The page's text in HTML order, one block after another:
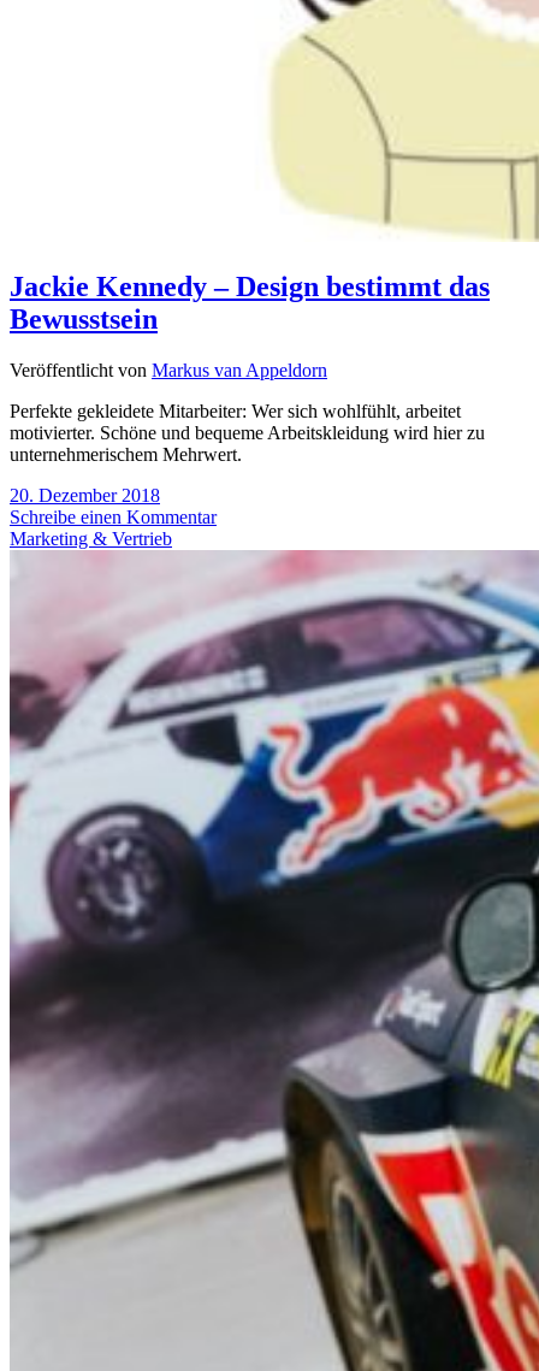
Jackie Kennedy – Design bestimmt das
Bewusstsein
Veröffentlicht von Markus van Appeldorn
Perfekte gekleidete Mitarbeiter: Wer sich wohlfühlt, arbeitet
motivierter. Schöne und bequeme Arbeitskleidung wird hier zu
unternehmerischem Mehrwert.
20. Dezember 2018
Schreibe einen Kommentar
Marketing & Vertrieb